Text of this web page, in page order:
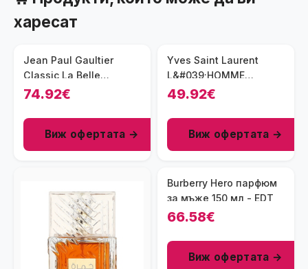
харесат
Jean Paul Gaultier
Classic La Belle
парфюм за жени 100
74.92€
Виж офертата →
Yves Saint Laurent
L&#039;HOMME
парфюм за мъже EDT
49.92€
Виж офертата →
Burberry Hero парфюм
за мъже 150 мл - EDT
66.58€
Виж офертата →